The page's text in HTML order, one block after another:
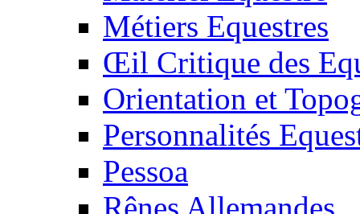
Métiers Equestres
Œil Critique des
Orientation et
Personnalités
Pessoa
Rênes Allemandes